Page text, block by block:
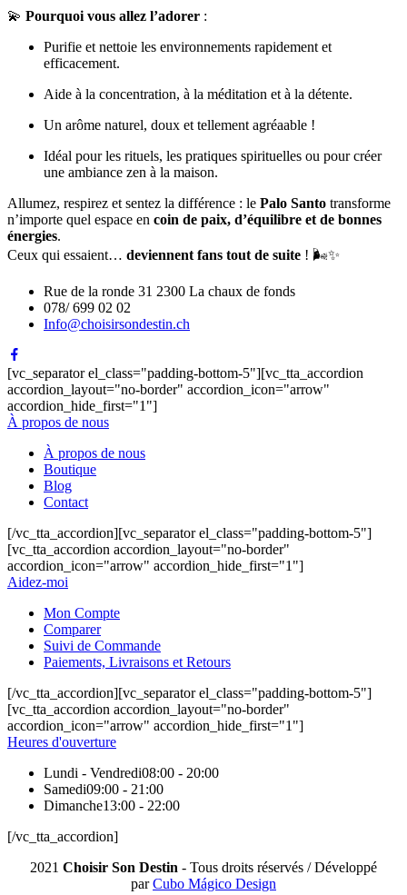
💫 Pourquoi vous allez l’adorer :
Purifie et nettoie les environnements rapidement et
efficacement.
Aide à la concentration, à la méditation et à la détente.
Un arôme naturel, doux et tellement agréaable !
Idéal pour les rituels, les pratiques spirituelles ou pour créer
une ambiance zen à la maison.
Allumez, respirez et sentez la différence : le Palo Santo transforme
n’importe quel espace en coin de paix, d’équilibre et de bonnes
énergies.
Ceux qui essaient… deviennent fans tout de suite ! 🌬️✨
Rue de la ronde 31 2300 La chaux de fonds
078/ 699 02 02
Info@choisirsondestin.ch
[vc_separator el_class="padding-bottom-5"][vc_tta_accordion
accordion_layout="no-border" accordion_icon="arrow"
accordion_hide_first="1"]
À propos de nous
À propos de nous
Boutique
Blog
Contact
[/vc_tta_accordion][vc_separator el_class="padding-bottom-5"]
[vc_tta_accordion accordion_layout="no-border"
accordion_icon="arrow" accordion_hide_first="1"]
Aidez-moi
Mon Compte
Comparer
Suivi de Commande
Paiements, Livraisons et Retours
[/vc_tta_accordion][vc_separator el_class="padding-bottom-5"]
[vc_tta_accordion accordion_layout="no-border"
accordion_icon="arrow" accordion_hide_first="1"]
Heures d'ouverture
Lundi - Vendredi08:00 - 20:00
Samedi09:00 - 21:00
Dimanche13:00 - 22:00
[/vc_tta_accordion]
2021 Choisir Son Destin - Tous droits réservés / Développé
parCubo Mágico Design